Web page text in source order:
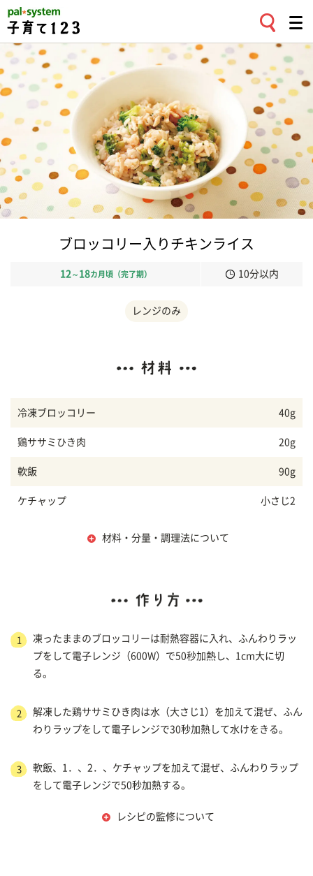
ブロッコリー入りチキンライス
12 ～ 18カ月頃（完了期） 10分以内
レンジのみ
冷凍ブロッコリー 40g
鶏ササミひき肉 20g
軟飯 90g
ケチャップ 小さじ2
材料・分量・調理法について
1
凍ったままのブロッコリーは耐熱容器に入れ、ふんわりラッ
プをして電子レンジ（600W）で50秒加熱し、1cm大に切
る。
2
解凍した鶏ササミひき肉は水（大さじ1）を加えて混ぜ、ふん
わりラップをして電子レンジで30秒加熱して水けをきる。
3
軟飯、1．、2．、ケチャップを加えて混ぜ、ふんわりラップ
をして電子レンジで50秒加熱する。
レシピの監修について